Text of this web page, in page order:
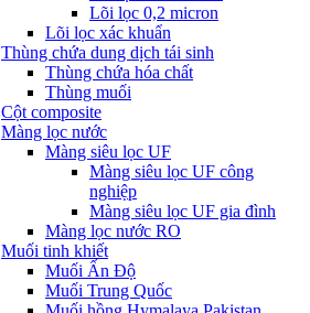
Lõi lọc 0,2 micron
Lõi lọc xác khuẩn
Thùng chứa dung dịch tái sinh
Thùng chứa hóa chất
Thùng muối
Cột composite
Màng lọc nước
Màng siêu lọc UF
Màng siêu lọc UF công
nghiệp
Màng siêu lọc UF gia đình
Màng lọc nước RO
Muối tinh khiết
Muối Ấn Độ
Muối Trung Quốc